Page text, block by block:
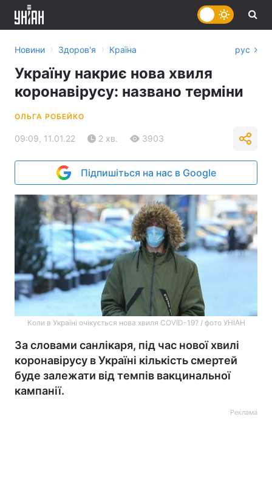
Новини › Здоров'я › Країна рус
Україну накриє нова хвиля
коронавірусу: названо терміни
ОЛЬГА РОБЕЙКО
09:09, 11.01.22 2 хв. 3903
Підпишіться на нас в Google
Коли в Україні очікується нова хвиля COVID-19? / фото УНІАН
За словами санлікаря, під час нової хвилі
коронавірусу в Україні кількість смертей
буде залежати від темпів вакцинальної
кампанії.
Реклама